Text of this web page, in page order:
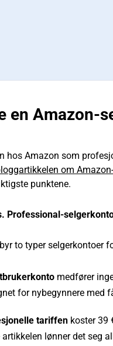
en Amazon-
hos Amazon som
om
punktene.
Professional-
to typer selgerkontoer
medfører
for nybegynnere med
tariffen koster 39
lønner det seg